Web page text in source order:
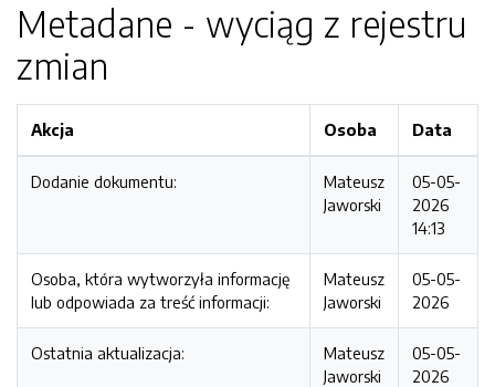
Metadane - wyciąg z rejestru
zmian
Akcja Osoba Data
Dodanie dokumentu:
Mateusz
Jaworski
05-05-
2026
14:13
Osoba, która wytworzyła informację
lub odpowiada za treść informacji:
Mateusz
Jaworski
05-05-
2026
Ostatnia aktualizacja:
Mateusz
Jaworski
05-05-
2026